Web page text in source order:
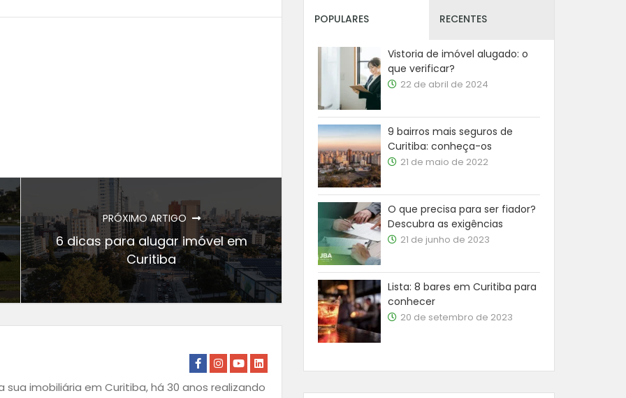
PRÓXIMO ARTIGO
6 dicas para alugar imóvel em
Curitiba
sua imobiliária em Curitiba, há 30 anos realizando
POPULARES RECENTES
Vistoria de imóvel alugado: o
que verificar?
22 de abril de 2024
9 bairros mais seguros de
Curitiba: conheça-os
21 de maio de 2022
O que precisa para ser fiador?
Descubra as exigências
21 de junho de 2023
Lista: 8 bares em Curitiba para
conhecer
20 de setembro de 2023